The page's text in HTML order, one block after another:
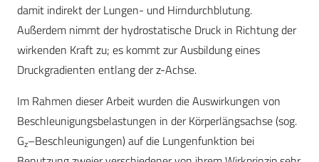
damit indirekt der Lungen- und Hirndurchblutung.
Außerdem nimmt der hydrostatische Druck in Richtung der
wirkenden Kraft zu; es kommt zur Ausbildung eines
Druckgradienten entlang der z-Achse.
Im Rahmen dieser Arbeit wurden die Auswirkungen von
Beschleunigungsbelastungen in der Körperlängsachse (sog.
Gz–Beschleunigungen) auf die Lungenfunktion bei